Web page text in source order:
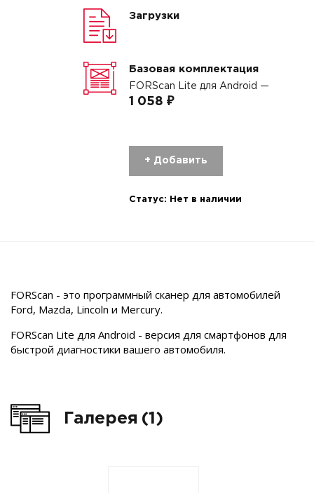
Загрузки
Базовая комплектация
FORScan Lite для Android —
1 058 ₽
+ Добавить
Статус: Нет в наличии
FORScan - это программный сканер для автомобилей
Ford, Mazda, Lincoln и Mercury.
FORScan Lite для Android - версия для смартфонов для
быстрой диагностики вашего автомобиля.
Галерея (1)